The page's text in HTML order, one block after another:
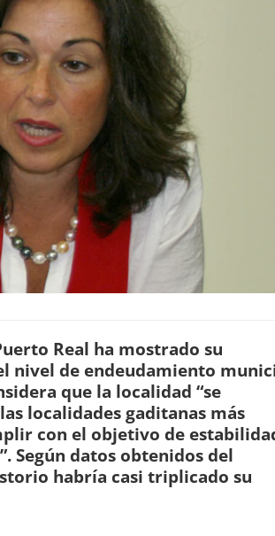
Real ha mostrado su
nivel de endeudamiento
que la localidad “se
localidades gaditanas más
con el objetivo de
Según datos obtenidos del
habría casi triplicado su